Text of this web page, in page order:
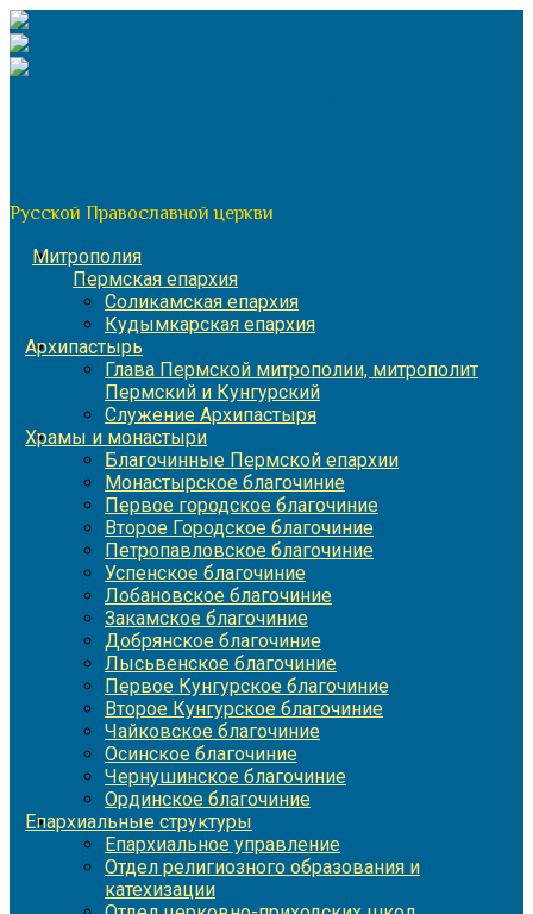
Перейти
к
содержимому
Русской Православной церкви
Митрополия
Пермская епархия
Соликамская епархия
Кудымкарская епархия
Архипастырь
Глава Пермской митрополии, митрополит
Пермский и Кунгурский
Служение Архипастыря
Храмы и монастыри
Благочинные Пермской епархии
Монастырское благочиние
Первое городское благочиние
Второе Городское благочиние
Петропавловское благочиние
Успенское благочиние
Лобановское благочиние
Закамское благочиние
Добрянское благочиние
Лысьвенское благочиние
Первое Кунгурское благочиние
Второе Кунгурское благочиние
Чайковское благочиние
Осинское благочиние
Чернушинское благочиние
Ординское благочиние
Епархиальные структуры
Епархиальное управление
Отдел религиозного образования и
катехизации